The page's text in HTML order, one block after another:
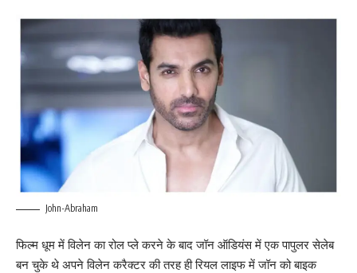
John-Abraham
फिल्म धूम में विलेन का रोल प्ले करने के बाद जॉन ऑडियंस में एक पापुलर सेलेब
बन चुके थे अपने विलेन करैक्टर की तरह ही रियल लाइफ में जॉन को बाइक